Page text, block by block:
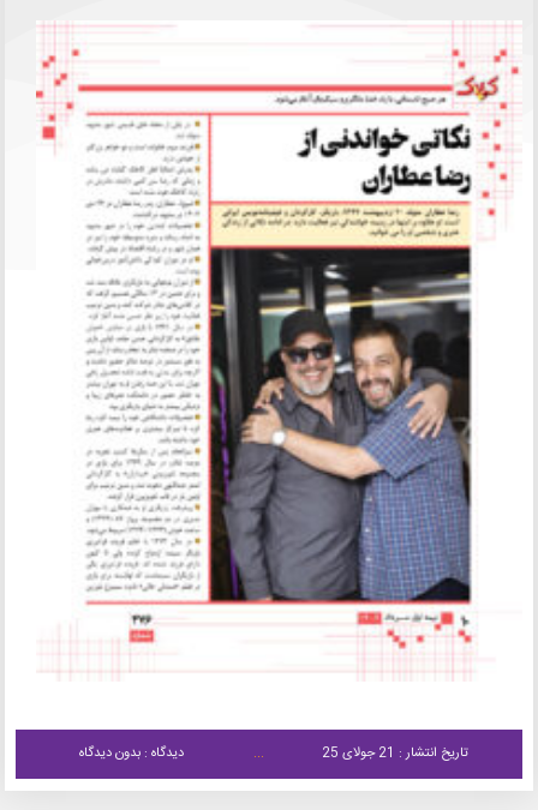
تاریخ انتشار : 21 جولای 25 دیدگاه : بدون دیدگاه